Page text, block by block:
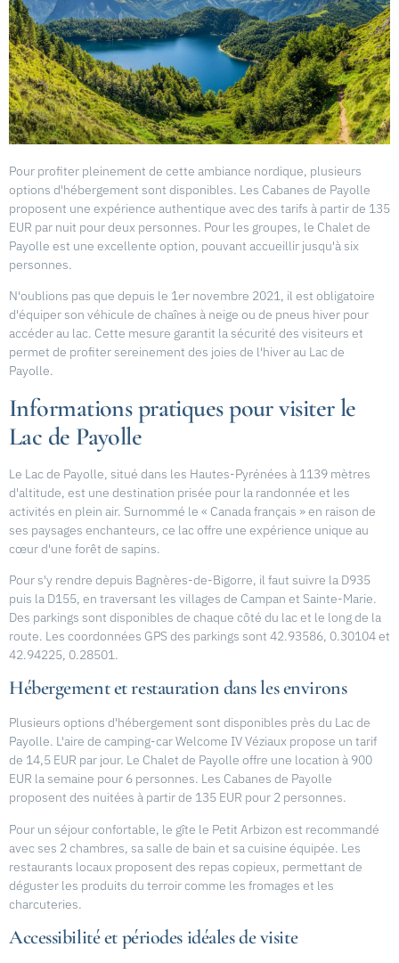
Pour profiter pleinement de cette ambiance nordique, plusieurs
options d'hébergement sont disponibles. Les Cabanes de Payolle
proposent une expérience authentique avec des tarifs à partir de 135
EUR par nuit pour deux personnes. Pour les groupes, le Chalet de
Payolle est une excellente option, pouvant accueillir jusqu'à six
personnes.
N'oublions pas que depuis le 1er novembre 2021, il est obligatoire
d'équiper son véhicule de chaînes à neige ou de pneus hiver pour
accéder au lac. Cette mesure garantit la sécurité des visiteurs et
permet de profiter sereinement des joies de l'hiver au Lac de
Payolle.
Informations pratiques pour visiter le
Lac de Payolle
Le Lac de Payolle, situé dans les Hautes-Pyrénées à 1139 mètres
d'altitude, est une destination prisée pour la randonnée et les
activités en plein air. Surnommé le « Canada français » en raison de
ses paysages enchanteurs, ce lac offre une expérience unique au
cœur d'une forêt de sapins.
Pour s'y rendre depuis Bagnères-de-Bigorre, il faut suivre la D935
puis la D155, en traversant les villages de Campan et Sainte-Marie.
Des parkings sont disponibles de chaque côté du lac et le long de la
route. Les coordonnées GPS des parkings sont 42.93586, 0.30104 et
42.94225, 0.28501.
Hébergement et restauration dans les environs
Plusieurs options d'hébergement sont disponibles près du Lac de
Payolle. L'aire de camping-car Welcome IV Véziaux propose un tarif
de 14,5 EUR par jour. Le Chalet de Payolle offre une location à 900
EUR la semaine pour 6 personnes. Les Cabanes de Payolle
proposent des nuitées à partir de 135 EUR pour 2 personnes.
Pour un séjour confortable, le gîte le Petit Arbizon est recommandé
avec ses 2 chambres, sa salle de bain et sa cuisine équipée. Les
restaurants locaux proposent des repas copieux, permettant de
déguster les produits du terroir comme les fromages et les
charcuteries.
Accessibilité et périodes idéales de visite